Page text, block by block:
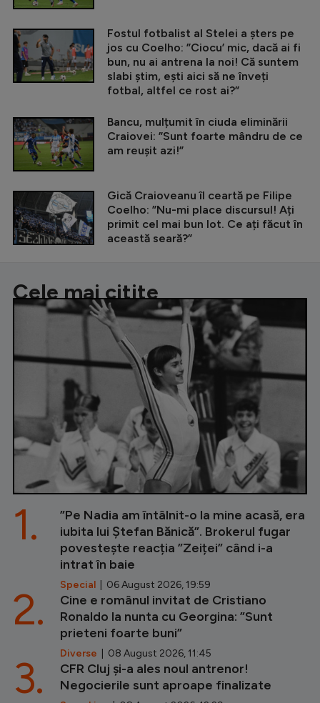
Fostul fotbalist al Stelei a șters pe
jos cu Coelho: ”Ciocu’ mic, dacă ai fi
bun, nu ai antrena la noi! Că suntem
slabi știm, ești aici să ne înveți
fotbal, altfel ce rost ai?”
Bancu, mulțumit în ciuda eliminării
Craiovei: ”Sunt foarte mândru de ce
am reușit azi!”
Gică Craioveanu îl ceartă pe Filipe
Coelho: ”Nu-mi place discursul! Ați
primit cel mai bun lot. Ce ați făcut în
această seară?”
Cele mai citite
”Pe Nadia am întâlnit-o la mine acasă, era
iubita lui Ștefan Bănică”. Brokerul fugar
povestește reacția ”Zeiței” când i-a
intrat în baie
Special | 06 August 2026, 19:59
1.
Cine e românul invitat de Cristiano
Ronaldo la nunta cu Georgina: ”Sunt
prieteni foarte buni”
Diverse | 08 August 2026, 11:45
2.
CFR Cluj și-a ales noul antrenor!
Negocierile sunt aproape finalizate
3.